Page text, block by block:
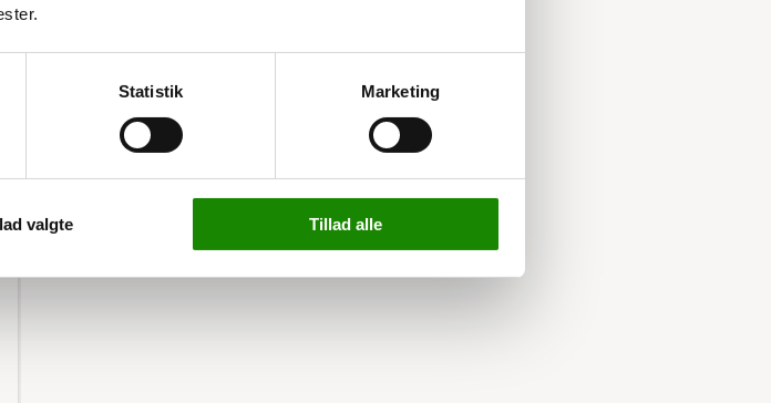
Statistik Marketing
valgte Tillad alle